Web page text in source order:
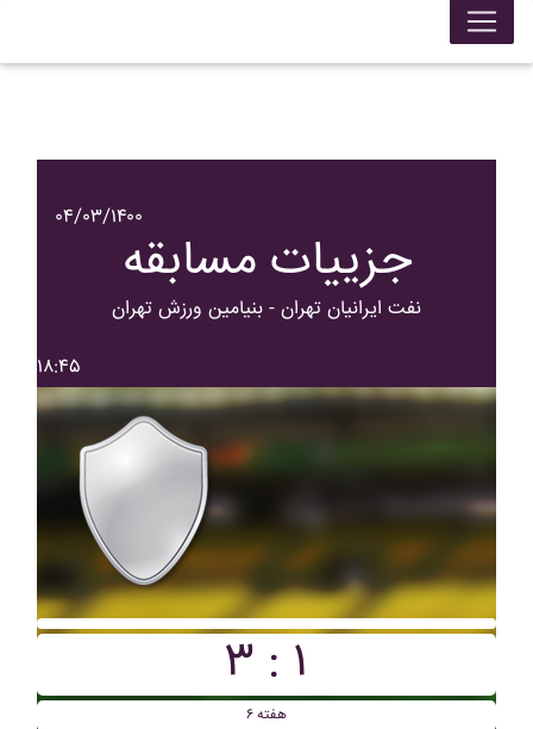
۰۴/۰۳/۱۴۰۰
جزییات مسابقه
نفت ايرانيان تهران - بنيامين ورزش تهران
۱۸:۴۵
۳ : ۱
هفته ۶